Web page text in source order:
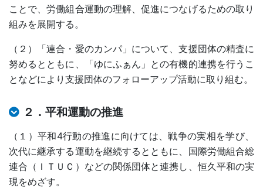
ことで、労働組合運動の理解、促進につなげるための取り
組みを展開する。
（２）「連合・愛のカンパ」について、支援団体の精査に
努めるとともに、「ゆにふぁん」との有機的連携を行うこ
となどにより支援団体のフォローアップ活動に取り組む。
２．平和運動の推進
（１）平和4行動の推進に向けては、戦争の実相を学び、
次代に継承する運動を継続するとともに、国際労働組合総
連合（ＩＴＵＣ）などの関係団体と連携し、恒久平和の実
現をめざす。